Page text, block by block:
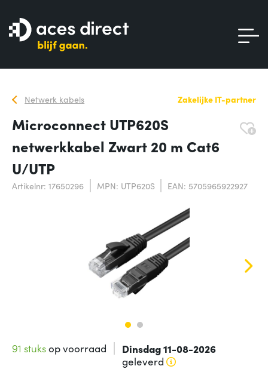
Netwerk kabels Zakelijke IT-partner
Microconnect UTP620S
netwerkkabel Zwart 20 m Cat6
U/UTP
Artikelnr: 17650296 MPN: UTP620S EAN: 5705965922927
91 stuksop voorraad Dinsdag 11-08-2026
geleverd